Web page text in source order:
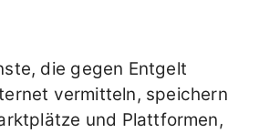
die gegen Entgelt
vermitteln, speichern
und Plattformen,